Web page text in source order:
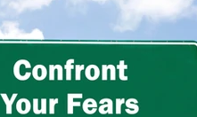
Kreativität Mut